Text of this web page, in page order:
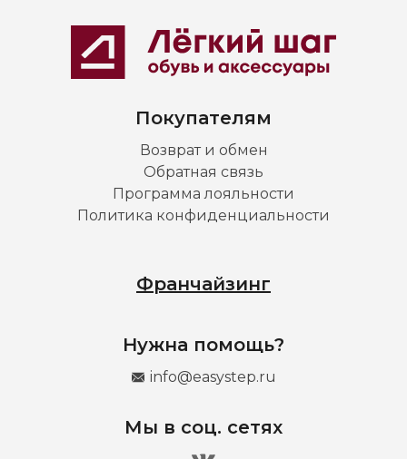
Покупателям
Возврат и обмен
Обратная связь
Программа лояльности
Политика конфиденциальности
Франчайзинг
Нужна помощь?
info@easystep.ru
Мы в соц. сетях